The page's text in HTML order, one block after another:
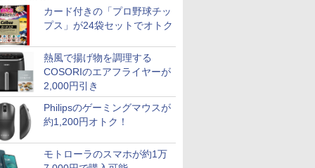
カード付きの「プロ野球チッ
プス」が24袋セットでオトク
熱風で揚げ物を調理する
COSORIのエアフライヤーが
2,000円引き
Philipsのゲーミングマウスが
約1,200円オトク！
モトローラのスマホが約1万